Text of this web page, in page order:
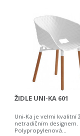
ŽIDLE UNI-KA 601
Uni-Ka je velmi kvalitní
netradičním designem.
Polypropylenová...